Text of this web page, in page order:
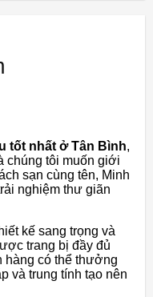
tốt nhất ở Tân Bình,
chúng tôi muốn giới
sạn cùng tên, Minh
nghiệm thư giãn
kế sang trọng và
trang bị đầy đủ
hàng có thể thưởng
và trung tính tạo nên